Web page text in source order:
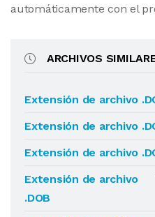
automáticamente con el
ARCHIVOS
Extensión de archivo
Extensión de archivo
Extensión de archivo
Extensión de archivo
.DOB